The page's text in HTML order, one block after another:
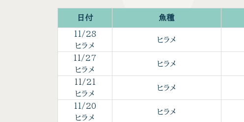
日付 魚種
11/28
ヒラメ
ヒラメ
11/27
ヒラメ
ヒラメ
11/21
ヒラメ
ヒラメ
11/20
ヒラメ
ヒラメ